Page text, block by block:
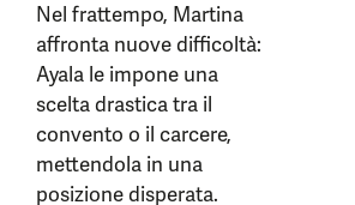
Nel frattempo, Martina
affronta nuove difficoltà:
Ayala le impone una
scelta drastica tra il
convento o il carcere,
mettendola in una
posizione disperata.